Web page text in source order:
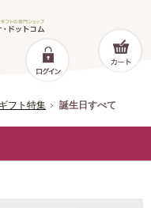
フト特集 誕生日すべて